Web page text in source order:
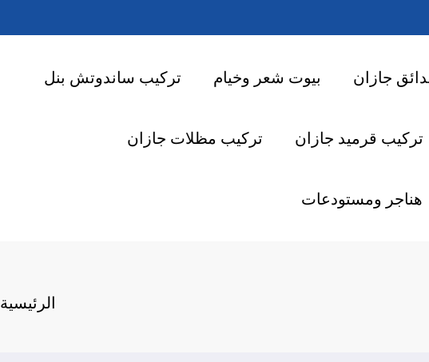
جازان بيوت شعر وخيام تركيب ساندوتش بنل
تركيب قرميد جازان تركيب مظلات جازان
هناجر ومستودعات
الرئيسية